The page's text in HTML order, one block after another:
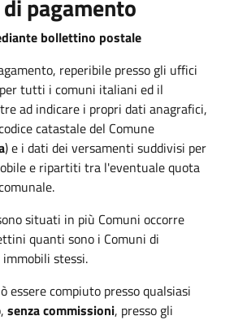
pagamento
bollettino postale
reperibile presso gli uffici
per tutti i comuni italiani ed il
ad indicare i propri dati anagrafici,
catastale del Comune
) e i dati dei versamenti suddivisi per
e ripartiti tra l'eventuale quota
situati in più Comuni occorre
quanti sono i Comuni di
stessi.
essere compiuto presso qualsiasi
senza commissioni, presso gli